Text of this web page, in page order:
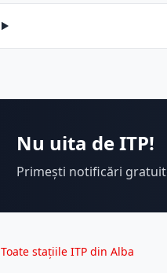
Nu uita de ITP!
Primești notificări
Toate stațiile ITP din Alba